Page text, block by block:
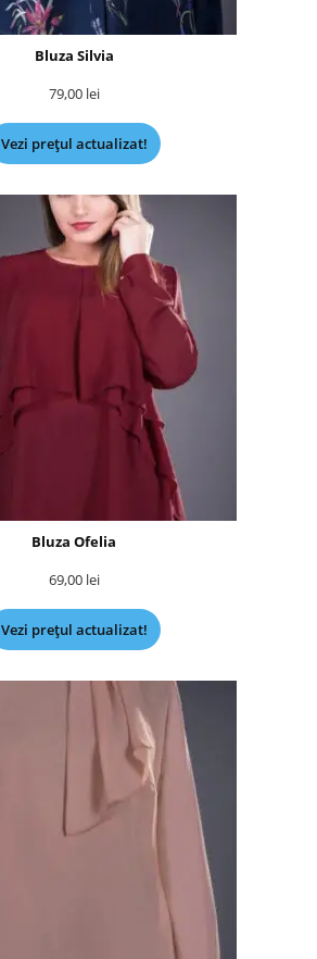
Bluza Silvia
79,00 lei
Vezi prețul actualizat!
Bluza Ofelia
69,00 lei
Vezi prețul actualizat!